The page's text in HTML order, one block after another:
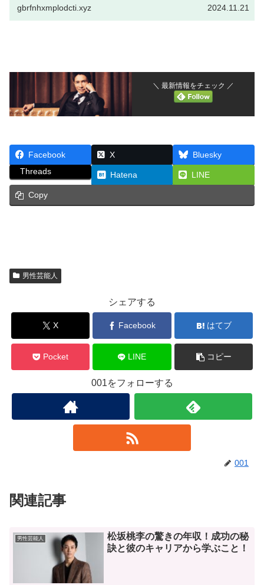
gbrfnhxmplodcti.xyz 2024.11.21
＼ 最新情報をチェック ／
Facebook X
Bluesky
Threads
Hatena LINE
Copy
男性芸能人
シェアする
X Facebook はてブ
Pocket LINE コピー
001をフォローする
001
関連記事
男性芸能人
松坂桃李の驚きの年収！成功の秘
訣と彼のキャリアから学ぶこと！